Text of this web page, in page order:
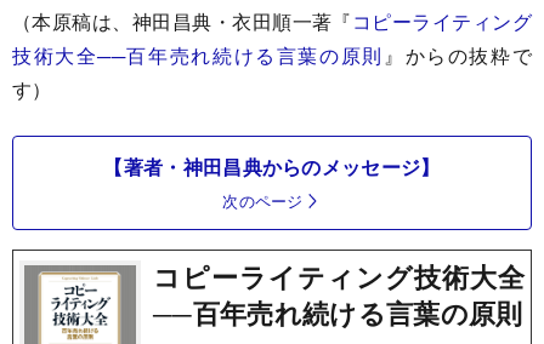
（本原稿は、神田昌典・衣田順一著『コピーライティング
技術大全──百年売れ続ける言葉の原則 』からの抜粋で
す）
【著者・神田昌典からのメッセージ】
次のページ
コピーライティング技術大全
──百年売れ続ける言葉の原則